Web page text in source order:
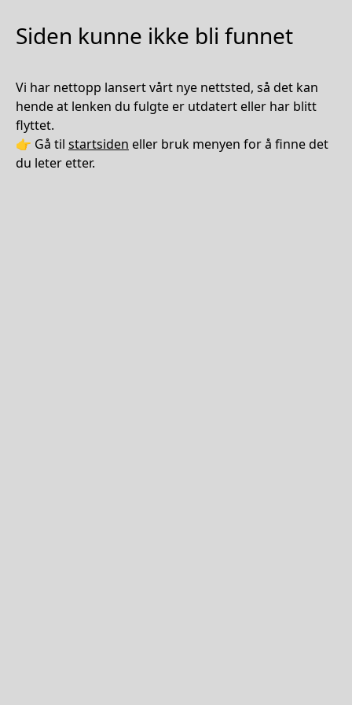
Siden kunne ikke bli funnet
Vi har nettopp lansert vårt nye nettsted, så det kan
hende at lenken du fulgte er utdatert eller har blitt
flyttet.
👉 Gå til startsiden eller bruk menyen for å finne det
du leter etter.